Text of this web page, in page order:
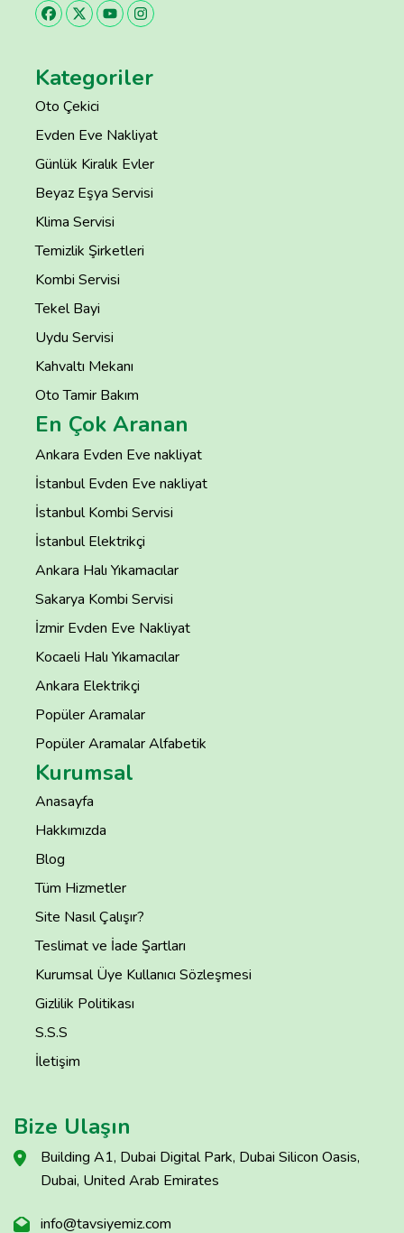
Kategoriler
Oto Çekici
Evden Eve Nakliyat
Günlük Kiralık Evler
Beyaz Eşya Servisi
Klima Servisi
Temizlik Şirketleri
Kombi Servisi
Tekel Bayi
Uydu Servisi
Kahvaltı Mekanı
Oto Tamir Bakım
En Çok Aranan
Ankara Evden Eve nakliyat
İstanbul Evden Eve nakliyat
İstanbul Kombi Servisi
İstanbul Elektrikçi
Ankara Halı Yıkamacılar
Sakarya Kombi Servisi
İzmir Evden Eve Nakliyat
Kocaeli Halı Yıkamacılar
Ankara Elektrikçi
Popüler Aramalar
Popüler Aramalar Alfabetik
Kurumsal
Anasayfa
Hakkımızda
Blog
Tüm Hizmetler
Site Nasıl Çalışır?
Teslimat ve İade Şartları
Kurumsal Üye Kullanıcı Sözleşmesi
Gizlilik Politikası
S.S.S
İletişim
Bize Ulaşın
Building A1, Dubai Digital Park, Dubai Silicon Oasis,
Dubai, United Arab Emirates
info@tavsiyemiz.com